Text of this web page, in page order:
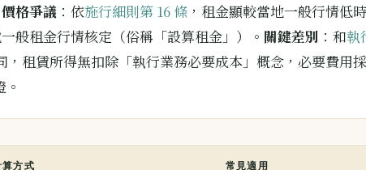
價格爭議 ：依施行細則第 16 條 ，租金顯較當地一般行情低時
般租金行情核定（俗稱「設算租金」）。 關鍵差別 ：和執
，租賃所得無扣除「執行業務必要成本」概念，必要費用
算方式 常見適用